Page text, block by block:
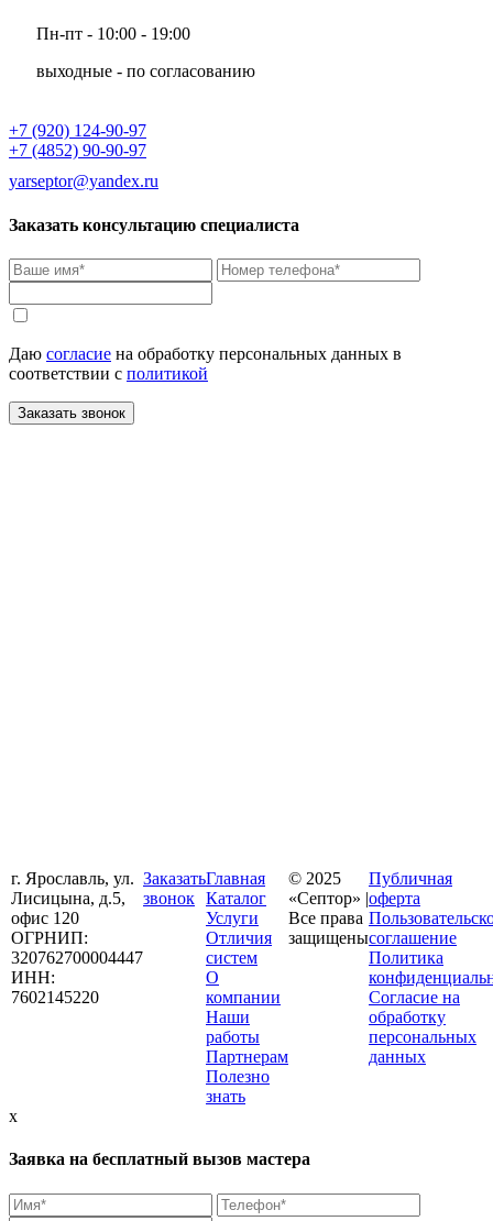
Пн-пт - 10:00 - 19:00
выходные - по согласованию
+7 (920) 124-90-97
+7 (4852) 90-90-97
yarseptor@yandex.ru
Заказать консультацию специалиста
Даю согласие на обработку персональных данных в
соответствии с политикой
Заказать звонок
г. Ярославль, ул.
Лисицына, д.5,
офис 120
ОГРНИП:
320762700004447
ИНН:
7602145220
Заказать
звонок
Главная
Каталог
Услуги
Отличия
систем
О
компании
Наши
работы
Партнерам
Полезно
знать
© 2025
«Септор» |
Все права
защищены
Публичная
оферта
соглашение
Политика
Согласие на
обработку
персональных
данных
x
Заявка на бесплатный вызов мастера